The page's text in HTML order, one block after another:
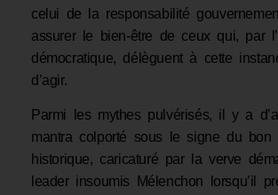
celui de la responsabilité
assurer le bien-être de ceux qui, par
démocratique, délèguent à cette
d’agir.
Parmi les mythes pulvérisés, il y a
mantra colporté sous le signe du bon
historique, caricaturé par la verve
leader insoumis Mélenchon lorsqu’il